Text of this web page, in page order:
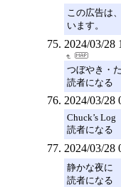
この広告は
います。
2024/03/28
つぼやき・
読者になる
2024/03/28
Chuck’s Log
読者になる
2024/03/28
静かな夜に
読者になる